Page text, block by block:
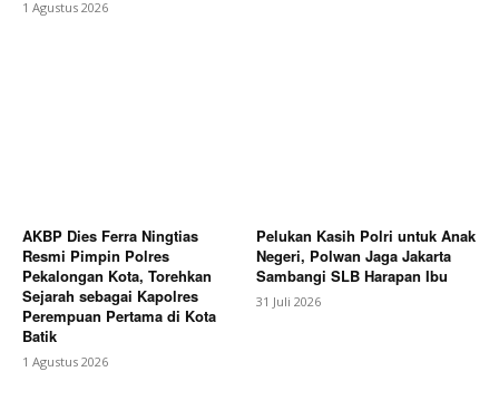
1 Agustus 2026
AKBP Dies Ferra Ningtias
Resmi Pimpin Polres
Pekalongan Kota, Torehkan
Sejarah sebagai Kapolres
Perempuan Pertama di Kota
Batik
1 Agustus 2026
Pelukan Kasih Polri untuk Anak
Negeri, Polwan Jaga Jakarta
Sambangi SLB Harapan Ibu
31 Juli 2026